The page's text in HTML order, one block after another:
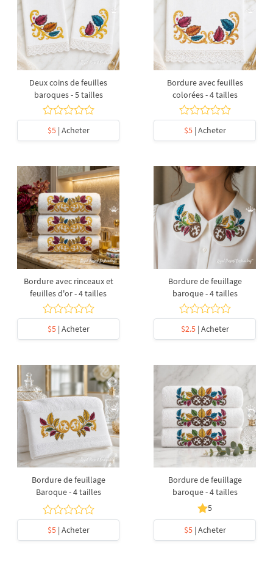
Deux coins de feuilles
baroques - 5 tailles
$5| Acheter
Bordure avec feuilles
colorées - 4 tailles
$5| Acheter
Bordure avec rinceaux et
feuilles d'or - 4 tailles
$5| Acheter
Bordure de feuillage
baroque - 4 tailles
$2.5| Acheter
Bordure de feuillage
Baroque - 4 tailles
$5| Acheter
Bordure de feuillage
baroque - 4 tailles
5
$5| Acheter